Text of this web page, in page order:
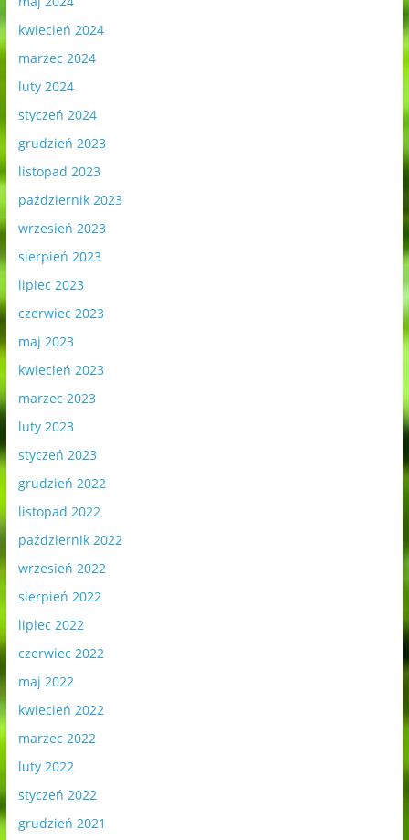
kwiecień 2024
marzec 2024
luty 2024
styczeń 2024
grudzień 2023
listopad 2023
październik 2023
wrzesień 2023
sierpień 2023
lipiec 2023
czerwiec 2023
maj 2023
kwiecień 2023
marzec 2023
luty 2023
styczeń 2023
grudzień 2022
listopad 2022
październik 2022
wrzesień 2022
sierpień 2022
lipiec 2022
czerwiec 2022
maj 2022
kwiecień 2022
marzec 2022
luty 2022
styczeń 2022
grudzień 2021